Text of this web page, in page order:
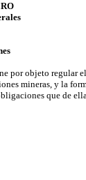
por objeto regular el
mineras, y la
que de